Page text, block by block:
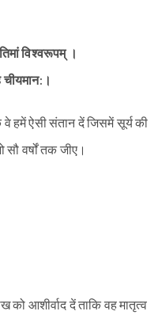
विश्‍वरूपम् ।
चीयमान:।
वे हमें ऐसी संतान दें जिसमें सूर्य की
वर्षों तक जीए।
आशीर्वाद दें ताकि वह मातृत्व